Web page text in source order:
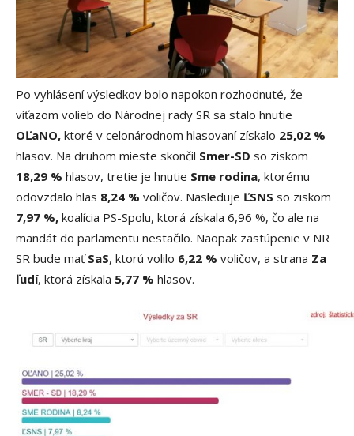
Po vyhlásení výsledkov bolo napokon rozhodnuté, že
víťazom volieb do Národnej rady SR sa stalo hnutie
OĽaNO, ktoré v celonárodnom hlasovaní získalo 25,02 %
hlasov. Na druhom mieste skončil Smer-SD so ziskom
18,29 % hlasov, tretie je hnutie Sme rodina, ktorému
odovzdalo hlas 8,24 % voličov. Nasleduje ĽSNS so ziskom
7,97 %, koalícia PS-Spolu, ktorá získala 6,96 %, čo ale na
mandát do parlamentu nestačilo. Naopak zastúpenie v NR
SR bude maťSaS, ktorú volilo 6,22 % voličov, a strana Za
ľudí, ktorá získala 5,77 % hlasov.